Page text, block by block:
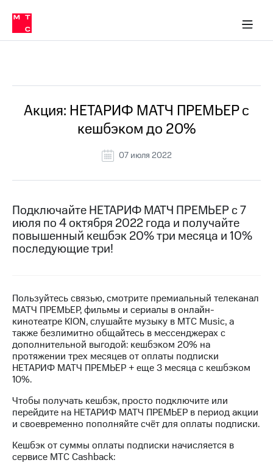
связь
Сервисы и подписки
30% на связь
кабинеты
Мобильная
и
Спутниковое
номер
в МТС
Тарифы
Роуминг
Семейная
группа
Заказать
SIM-
Оформить
eSIM
SIM-
карта
в МТС
Услуги
приложение
Мой
МТС
Акции
Тарифы
RED,
РИИЛ
и МТС
Супер
дешевле
с карты
МТС
Деньги
Выберите
и подключите
Акция: НЕТАРИФ МАТЧ ПРЕМЬЕР с
кешбэком до 20%
07 июля 2022
Подключайте НЕТАРИФ МАТЧ ПРЕМЬЕР с 7
июля по 4 октября 2022 года и получайте
повышенный кешбэк 20% три месяца и 10%
последующие три!
Пользуйтесь связью, смотрите премиальный телеканал
МАТЧ ПРЕМЬЕР, фильмы и сериалы в онлайн-
кинотеатре KION, слушайте музыку в МТС Music, а
также безлимитно общайтесь в мессенджерах с
дополнительной выгодой: кешбэком 20% на
протяжении трех месяцев от оплаты подписки
НЕТАРИФ МАТЧ ПРЕМЬЕР + еще 3 месяца с кешбэком
10%.
Чтобы получать кешбэк, просто подключите или
перейдите на НЕТАРИФ МАТЧ ПРЕМЬЕР в период акции
и своевременно пополняйте счёт для оплаты подписки.
Кешбэк от суммы оплаты подписки начисляется в
сервисе МТС Cashback: